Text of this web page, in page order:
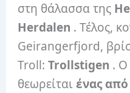
στη θάλασσα της
Herdalen . Τέλος,
Geirangerfjord,
Troll:Trollstigen . Ο
θεωρείταιένας